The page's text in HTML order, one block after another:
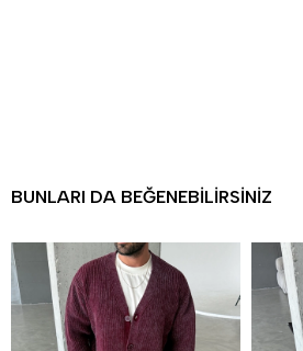
BUNLARI DA BEĞENEBILIRSINIZ